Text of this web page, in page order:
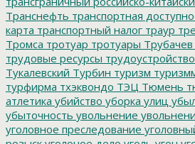
Транснефть транспортная
карта транспортный налог траур
Тромса тротуар тротуары Трубачев
трудовые ресурсы трудоустройство
Тукалевский Турбин туризм
турфирма тхэквондо ТЭЦ Тюмень
атлетика убийство уборка улиц
убыточность увольнение
уголовное преследование